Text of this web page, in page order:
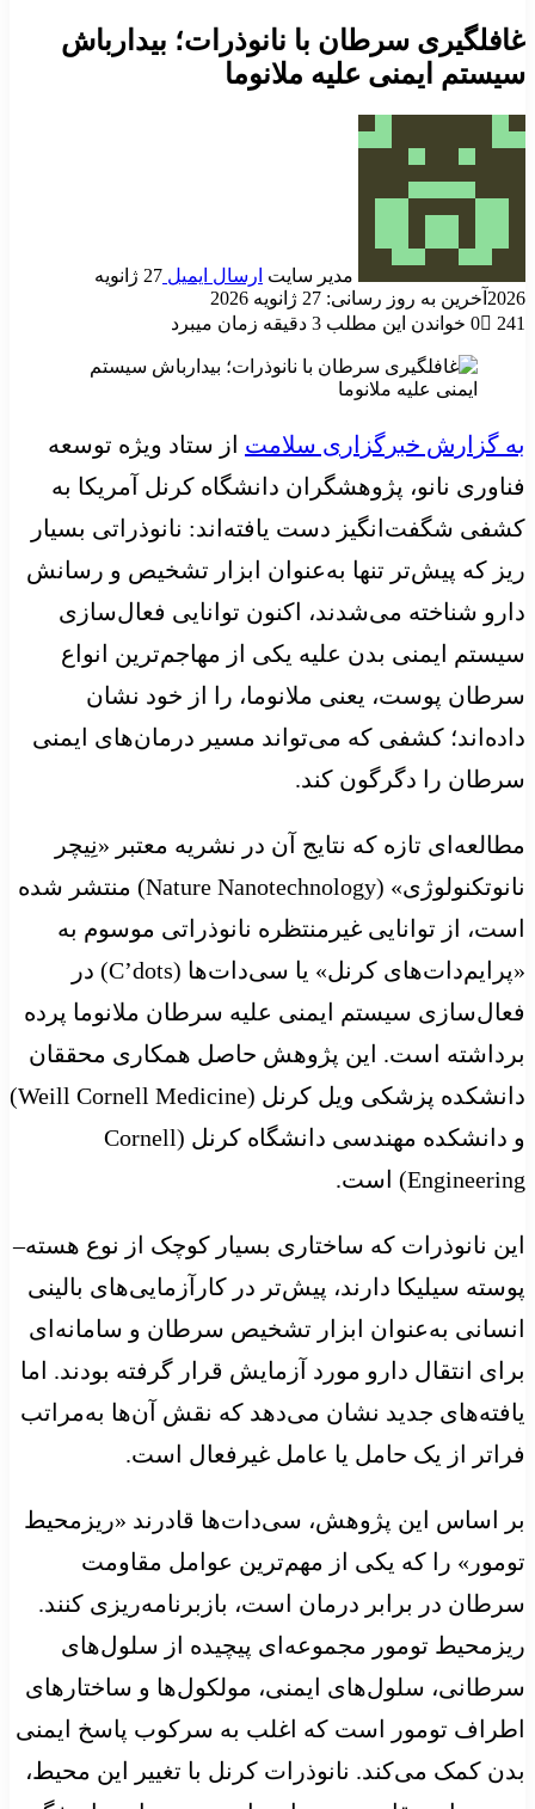
غافلگیری سرطان با نانوذرات؛ بیدارباش
سیستم ایمنی علیه ملانوما
مدیر سایت ارسال ایمیل
27 ژانویه
2026 آخرین به روز رسانی: 27 ژانویه 2026
0
241 خواندن این مطلب 3 دقیقه زمان میبرد
به گزارش خبرگزاری سلامت از ستاد ویژه توسعه
فناوری نانو، پژوهشگران دانشگاه کرنل آمریکا به
کشفی شگفت‌انگیز دست یافته‌اند: نانوذراتی بسیار
ریز که پیش‌تر تنها به‌عنوان ابزار تشخیص و رسانش
دارو شناخته می‌شدند، اکنون توانایی فعال‌سازی
سیستم ایمنی بدن علیه یکی از مهاجم‌ترین انواع
سرطان پوست، یعنی ملانوما، را از خود نشان
داده‌اند؛ کشفی که می‌تواند مسیر درمان‌های ایمنی
سرطان را دگرگون کند.
مطالعه‌ای تازه که نتایج آن در نشریه معتبر «نِیچر
نانوتکنولوژی» (Nature Nanotechnology) منتشر شده
است، از توانایی غیرمنتظره نانوذراتی موسوم به
«پرایم‌دات‌های کرنل» یا سی‌دات‌ها (C’dots) در
فعال‌سازی سیستم ایمنی علیه سرطان ملانوما پرده
برداشته است. این پژوهش حاصل همکاری محققان
دانشکده پزشکی ویل کرنل (Weill Cornell Medicine)
و دانشکده مهندسی دانشگاه کرنل (Cornell
Engineering) است.
این نانوذرات که ساختاری بسیار کوچک از نوع هسته–
پوسته سیلیکا دارند، پیش‌تر در کارآزمایی‌های بالینی
انسانی به‌عنوان ابزار تشخیص سرطان و سامانه‌ای
برای انتقال دارو مورد آزمایش قرار گرفته بودند. اما
یافته‌های جدید نشان می‌دهد که نقش آن‌ها به‌مراتب
فراتر از یک حامل یا عامل غیرفعال است.
بر اساس این پژوهش، سی‌دات‌ها قادرند «ریزمحیط
تومور» را که یکی از مهم‌ترین عوامل مقاومت
سرطان در برابر درمان است، بازبرنامه‌ریزی کنند.
ریزمحیط تومور مجموعه‌ای پیچیده از سلول‌های
سرطانی، سلول‌های ایمنی، مولکول‌ها و ساختارهای
اطراف تومور است که اغلب به سرکوب پاسخ ایمنی
بدن کمک می‌کند. نانوذرات کرنل با تغییر این محیط،